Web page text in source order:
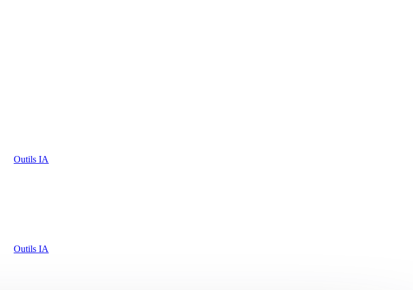
Outils IA
Outils IA